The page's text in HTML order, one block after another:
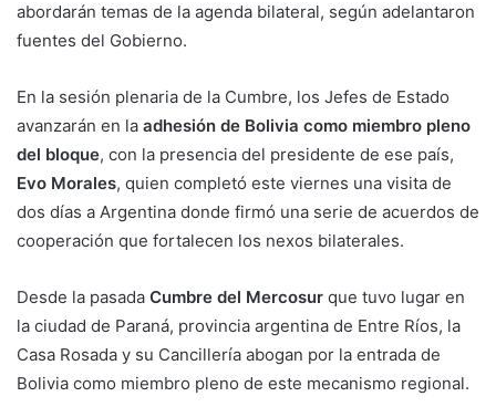
abordarán temas de la agenda bilateral, según adelantaron
fuentes del Gobierno.
En la sesión plenaria de la Cumbre, los Jefes de Estado
avanzarán en la adhesión de Bolivia como miembro pleno
del bloque, con la presencia del presidente de ese país,
Evo Morales, quien completó este viernes una visita de
dos días a Argentina donde firmó una serie de acuerdos de
cooperación que fortalecen los nexos bilaterales.
Desde la pasada Cumbre del Mercosur que tuvo lugar en
la ciudad de Paraná, provincia argentina de Entre Ríos, la
Casa Rosada y su Cancillería abogan por la entrada de
Bolivia como miembro pleno de este mecanismo regional.